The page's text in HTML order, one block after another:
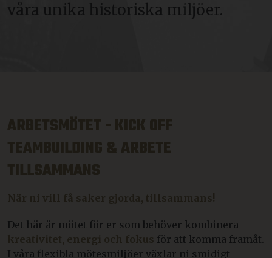
våra unika historiska miljöer.
ARBETSMÖTET - KICK OFF
TEAMBUILDING & ARBETE
TILLSAMMANS
När ni vill få saker gjorda, tillsammans!
Det här är mötet för er som behöver kombinera
kreativitet, energi och fokus för att komma framåt.
I våra flexibla mötesmiljöer växlar ni smidigt